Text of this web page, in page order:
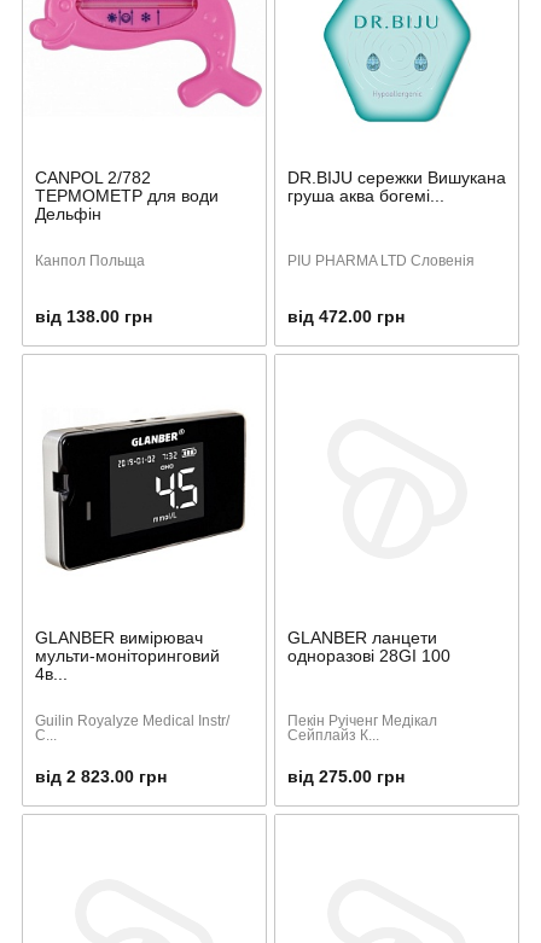
CANPOL 2/782
ТЕРМОМЕТР для води
Дельфін
Канпол Польща
від 138.00 грн
DR.BIJU сережки Вишукана
груша аква богемі...
PIU PHARMA LTD Словенія
від 472.00 грн
GLANBER вимірювач
мульти-моніторинговий
4в...
Guilin Royalyze Medical Instr/
C...
від 2 823.00 грн
GLANBER ланцети
одноразові 28GI 100
Пекін Руіченг Медікал
Сейплайз К...
від 275.00 грн